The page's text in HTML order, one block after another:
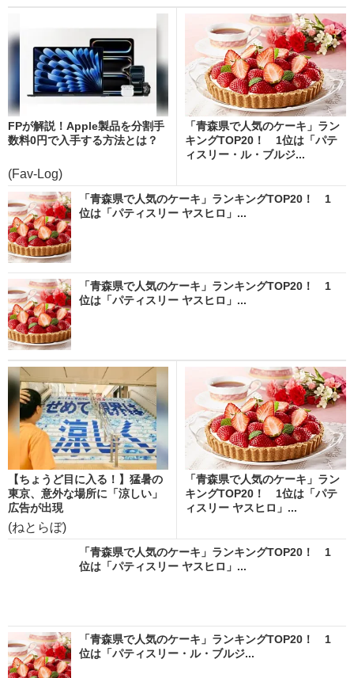
FPが解説！Apple製品を分割手
数料0円で入手する方法とは？
(Fav-Log)
「青森県で人気のケーキ」ラン
キングTOP20！ 1位は「パテ
ィスリー・ル・ブルジ...
「青森県で人気のケーキ」ランキングTOP20！ 1
位は「パティスリー ヤスヒロ」...
「青森県で人気のケーキ」ランキングTOP20！ 1
位は「パティスリー ヤスヒロ」...
【ちょうど目に入る！】猛暑の
東京、意外な場所に「涼しい」
広告が出現
(ねとらぼ)
「青森県で人気のケーキ」ラン
キングTOP20！ 1位は「パテ
ィスリー ヤスヒロ」...
「青森県で人気のケーキ」ランキングTOP20！ 1
位は「パティスリー ヤスヒロ」...
「青森県で人気のケーキ」ランキングTOP20！ 1
位は「パティスリー・ル・ブルジ...